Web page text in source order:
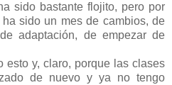
sido bastante flojito, pero por
ha sido un mes de cambios, de
adaptación, de empezar de
esto y, claro, porque las clases
de nuevo y ya no tengo